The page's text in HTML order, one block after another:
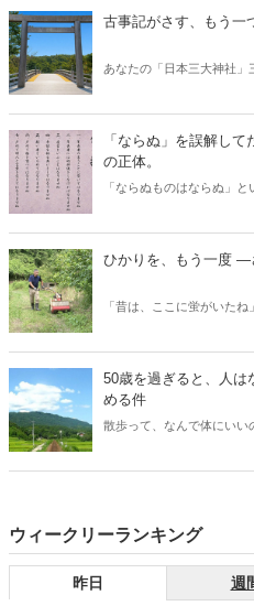
いとか？ その意外な理由
をご紹介します。
古事記がさす、もう一
あなたの「日本三大神社」
三社目はどこか」という
は熱田や春日と考えます
一社が浮かびました。行き
「ならぬ」を誤解し
の正体。
「ならぬものはならぬ」
らせません。多くの人が
が、なぜ百五十年を越え
かけたくなる問いかけを書
ひ
「昔は、ここに蛍がいた
た、たった一匹のホタル
着想を得た物語です。登
50歳を過ぎると、人は
める件
散歩って、なんで体にいい
斜め上だった件。言われ
ウィークリーランキング
昨日 週